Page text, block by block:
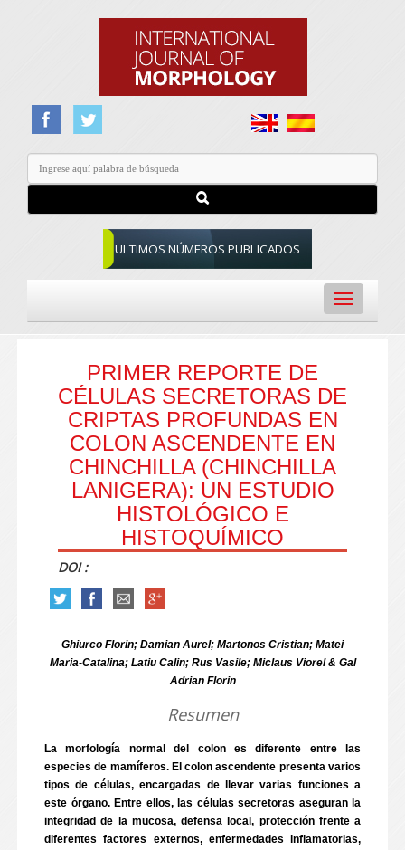
ULTIMOS NÚMEROS PUBLICADOS
Toggle
navigation
PRIMER REPORTE DE
CÉLULAS SECRETORAS DE
CRIPTAS PROFUNDAS EN
COLON ASCENDENTE EN
CHINCHILLA (CHINCHILLA
LANIGERA): UN ESTUDIO
HISTOLÓGICO E
HISTOQUÍMICO
DOI :
Ghiurco Florin; Damian Aurel; Martonos Cristian; Matei
Maria-Catalina; Latiu Calin; Rus Vasile; Miclaus Viorel & Gal
Adrian Florin
Resumen
La morfología normal del colon es diferente entre las
especies de mamíferos. El colon ascendente presenta varios
tipos de células, encargadas de llevar varias funciones a
este órgano. Entre ellos, las células secretoras aseguran la
integridad de la mucosa, defensa local, protección frente a
diferentes factores externos, enfermedades inflamatorias,